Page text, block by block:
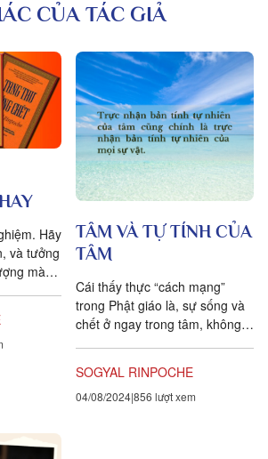
CỦA TÁC GIẢ
Hãy
và tưởng
mà
TÂM VÀ TỰ TÍNH CỦA
TÂM
Cái thấy thực “cách mạng”
trong Phật giáo là, sự sống và
chết ở ngay trong tâm, không
SOGYAL RINPOCHE
04/08/2024856 lượt xem